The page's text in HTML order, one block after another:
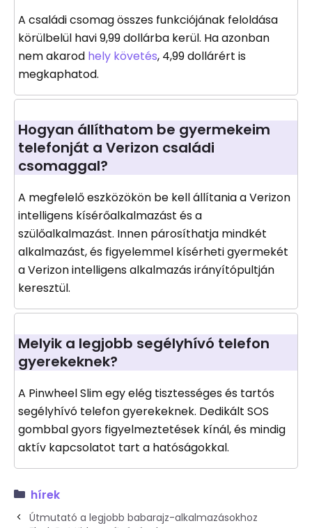
A családi csomag összes funkciójának feloldása
körülbelül havi 9,99 dollárba kerül. Ha azonban
nem akarod hely követés, 4,99 dollárért is
megkaphatod.
Hogyan állíthatom be gyermekeim
telefonját a Verizon családi
csomaggal?
A megfelelő eszközökön be kell állítania a Verizon
intelligens kísérőalkalmazást és a
szülőalkalmazást. Innen párosíthatja mindkét
alkalmazást, és figyelemmel kísérheti gyermekét
a Verizon intelligens alkalmazás irányítópultján
keresztül.
Melyik a legjobb segélyhívó telefon
gyerekeknek?
A Pinwheel Slim egy elég tisztességes és tartós
segélyhívó telefon gyerekeknek. Dedikált SOS
gombbal gyors figyelmeztetések kínál, és mindig
aktív kapcsolatot tart a hatóságokkal.
hírek
Útmutató a legjobb babarajz-alkalmazásokhoz